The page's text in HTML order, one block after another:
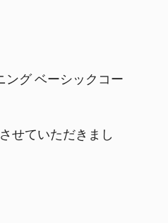
グ ベーシックコー
せていただきまし